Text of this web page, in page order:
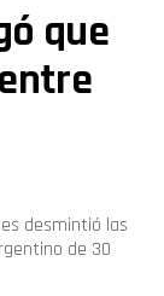
que
desmintió las
de 30